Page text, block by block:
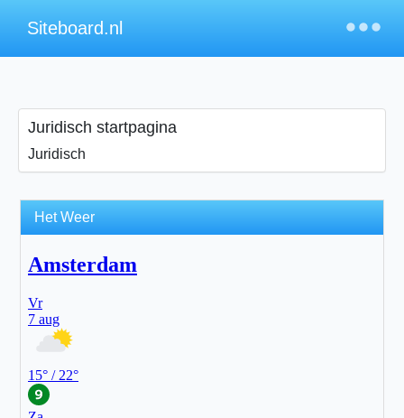
×
Siteboard.nl
Juridisch startpagina
Juridisch
Het Weer